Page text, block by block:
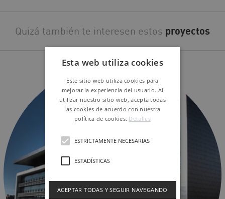
Quizá también te interesen estos proyectos
Esta web utiliza cookies
Este sitio web utiliza cookies para
mejorar la experiencia del usuario. Al
utilizar nuestro sitio web, acepta todas
las cookies de acuerdo con nuestra
política de cookies. Detalles
ESTRICTAMENTE NECESARIAS
ESTADÍSTICAS
ACEPTAR TODAS Y SEGUIR NAVEGANDO